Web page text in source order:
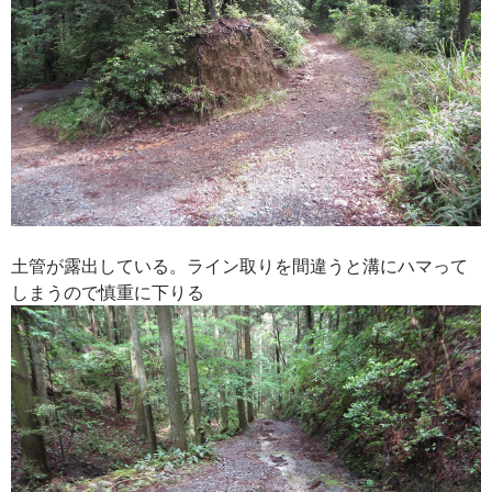
土管が露出している。ライン取りを間違うと溝にハマって
しまうので慎重に下りる